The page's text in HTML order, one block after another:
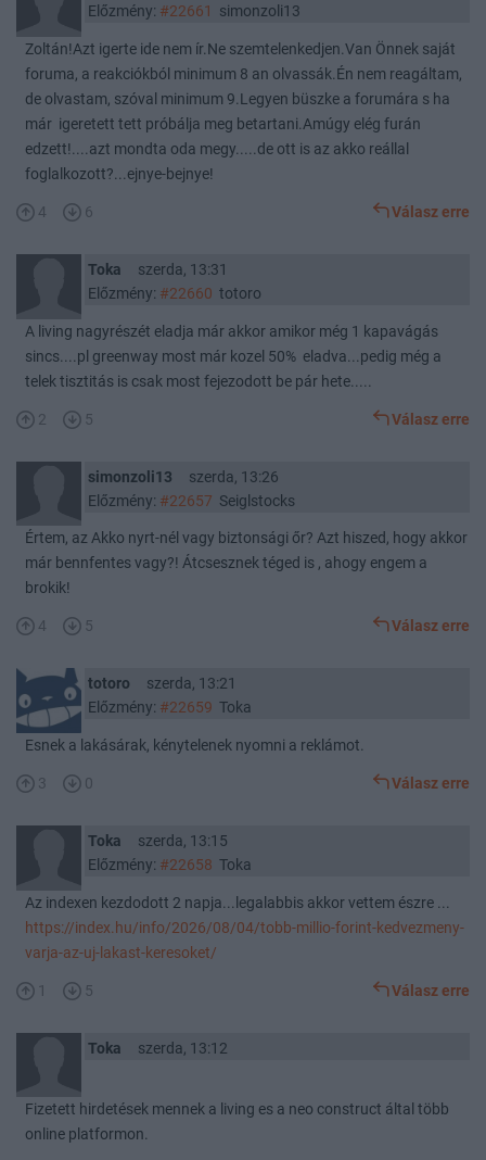
Előzmény: #22661 simonzoli13
Zoltán!Azt igerte ide nem ír.Ne szemtelenkedjen.Van Önnek saját
foruma, a reakciókból minimum 8 an olvassák.Én nem reagáltam,
de olvastam, szóval minimum 9.Legyen büszke a forumára s ha
már igeretett tett próbálja meg betartani.Amúgy elég furán
edzett!....azt mondta oda megy.....de ott is az akko reállal
foglalkozott?...ejnye-bejnye!
4 6 Válasz erre
Toka
szerda, 13:31
Előzmény: #22660 totoro
A living nagyrészét eladja már akkor amikor még 1 kapavágás
sincs....pl greenway most már kozel 50% eladva...pedig még a
telek tisztitás is csak most fejezodott be pár hete.....
2 5 Válasz erre
simonzoli13
szerda, 13:26
Előzmény: #22657 Seiglstocks
Értem, az Akko nyrt-nél vagy biztonsági őr? Azt hiszed, hogy akkor
már bennfentes vagy?! Átcsesznek téged is , ahogy engem a
brokik!
4 5 Válasz erre
totoro
szerda, 13:21
Előzmény: #22659 Toka
Esnek a lakásárak, kénytelenek nyomni a reklámot.
3 0 Válasz erre
Toka
szerda, 13:15
Előzmény: #22658 Toka
Az indexen kezdodott 2 napja...legalabbis akkor vettem észre ...
https://index.hu/info/2026/08/04/tobb-millio-forint-kedvezmeny-
varja-az-uj-lakast-keresoket/
1 5 Válasz erre
Toka szerda, 13:12
Fizetett hirdetések mennek a living es a neo construct által több
online platformon.